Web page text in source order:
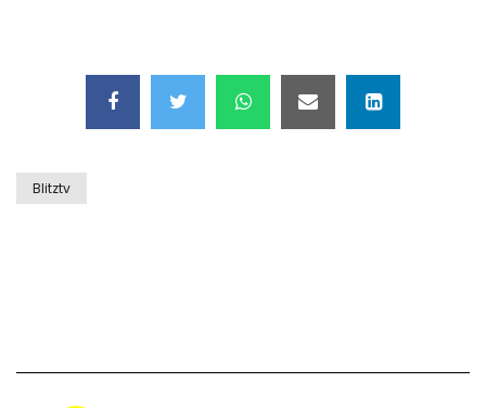
Tragedia in Romania: tifosi greci uccisi
Blitztv